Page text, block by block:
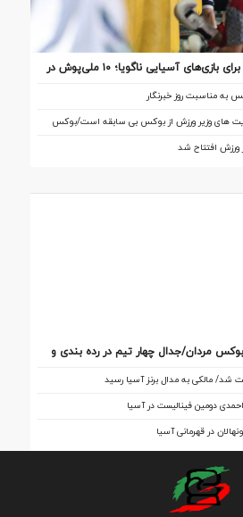
آغاز اردوی تیم ملی بوکس برای بازی‌های آسیایی ناگویا؛ ۱۰ ملی‌پوش در
به مناسبت روز خبرنگار
های وزیر ورزش از بوکس بی سابقه است/بوکس
ورزش افتتاح شد
مردان/جدال چهار تیم در رده بندی و
شد/ مالکی به مدال برنز آسیا رسید
دومین فینالیست در آسیا
در قهرمانی آسیا